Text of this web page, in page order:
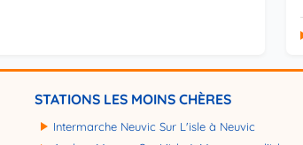
STATIONS LES MOINS CHÈRES
Intermarche Neuvic Sur L'isle à Neuvic